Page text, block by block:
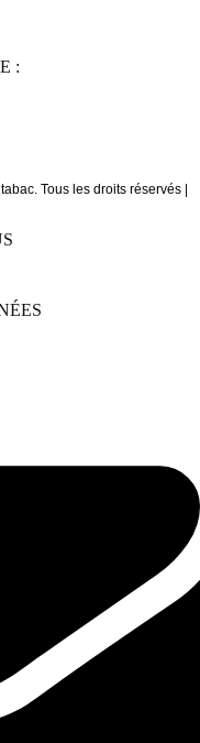
:
Tous les droits réservés |